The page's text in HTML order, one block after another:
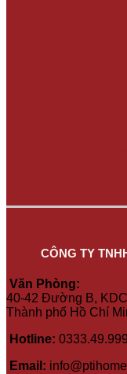
CÔNG TY
Văn Phòng:
40-42 Đường B,
Thành phố Hồ Chí
Hotline:
Email: